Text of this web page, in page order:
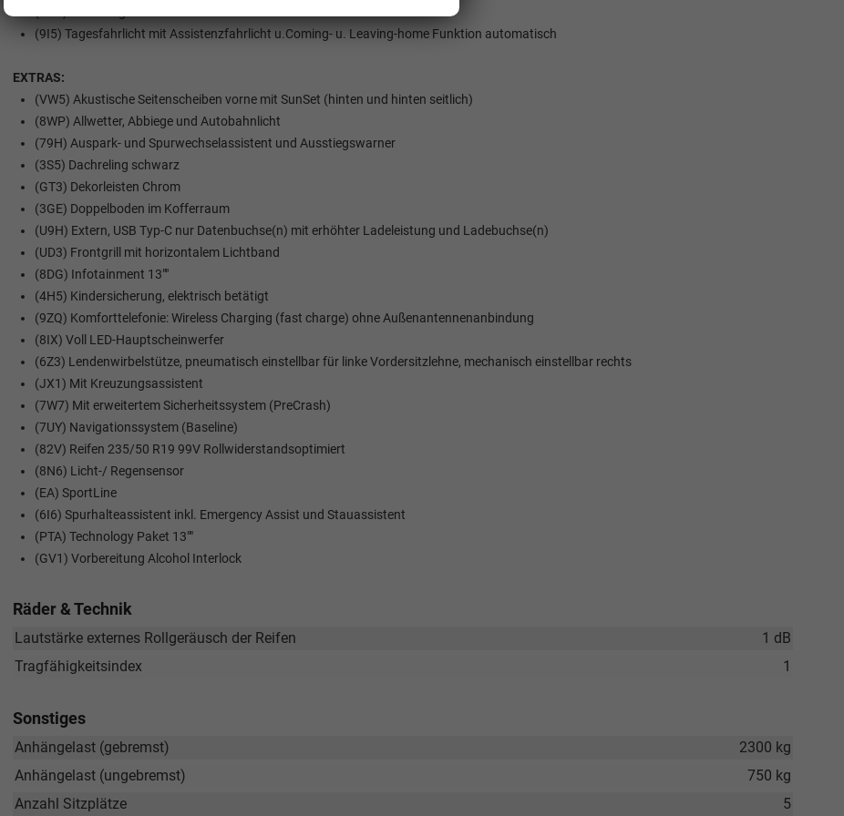
(9I5) Tagesfahrlicht mit Assistenzfahrlicht u.Coming- u. Leaving-home Funktion automatisch
EXTRAS:
(VW5) Akustische Seitenscheiben vorne mit SunSet (hinten und hinten seitlich)
(8WP) Allwetter, Abbiege und Autobahnlicht
(79H) Auspark- und Spurwechselassistent und Ausstiegswarner
(3S5) Dachreling schwarz
(GT3) Dekorleisten Chrom
(3GE) Doppelboden im Kofferraum
(U9H) Extern, USB Typ-C nur Datenbuchse(n) mit erhöhter Ladeleistung und Ladebuchse(n)
(UD3) Frontgrill mit horizontalem Lichtband
(8DG) Infotainment 13""
(4H5) Kindersicherung, elektrisch betätigt
(9ZQ) Komforttelefonie: Wireless Charging (fast charge) ohne Außenantennenanbindung
(8IX) Voll LED-Hauptscheinwerfer
(6Z3) Lendenwirbelstütze, pneumatisch einstellbar für linke Vordersitzlehne, mechanisch einstellbar rechts
(JX1) Mit Kreuzungsassistent
(7W7) Mit erweitertem Sicherheitssystem (PreCrash)
(7UY) Navigationssystem (Baseline)
(82V) Reifen 235/50 R19 99V Rollwiderstandsoptimiert
(8N6) Licht-/ Regensensor
(EA) SportLine
(6I6) Spurhalteassistent inkl. Emergency Assist und Stauassistent
(PTA) Technology Paket 13""
(GV1) Vorbereitung Alcohol Interlock
Räder & Technik
1 dB
Lautstärke externes Rollgeräusch der Reifen
1
Tragfähigkeitsindex
Sonstiges
2300 kg
Anhängelast (gebremst)
750 kg
Anhängelast (ungebremst)
5
Anzahl Sitzplätze
Bünyamin Schael
Verkauf
Tel. 04181/2176-24
schael@take-your-car.de
Verkauf
Tel. 04181/2176-21
wollschlaeger@take-your-car.de